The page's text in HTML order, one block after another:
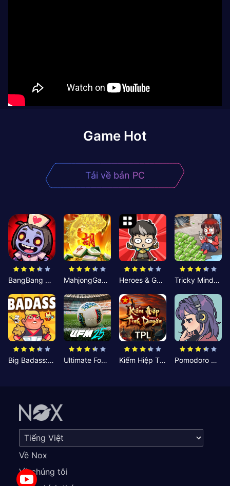
Game Hot
Tải về bản PC
BangBang Zombies:Chiến Shelter MahjongGame Heroes & Gear? Yoink! Tricky Minds: Brainy Puzzle
Big Badass: Game AFK Idle RPG Ultimate Football Manager Kiếm Hiệp Tình Duyên Pomodoro Nhỏ: Giờ Tập Trung
Về Nox
Về chúng tôi